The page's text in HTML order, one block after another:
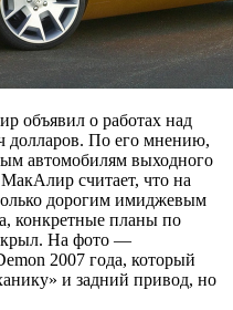
объявил о работах над
долларов. По его мнению,
автомобилям выходного
считает, что на
дорогим имиджевым
конкретные планы по
На фото —
2007 года, который
и задний привод, но